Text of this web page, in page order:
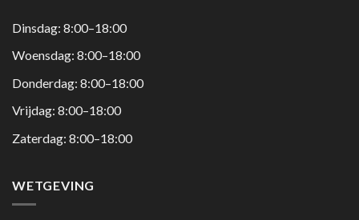
Dinsdag: 8:00–18:00
Woensdag: 8:00–18:00
Donderdag: 8:00–18:00
Vrijdag: 8:00–18:00
Zaterdag: 8:00–18:00
WETGEVING